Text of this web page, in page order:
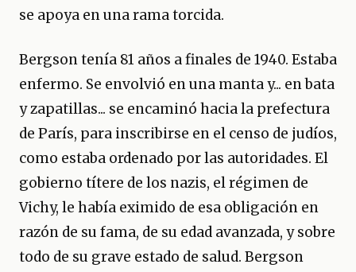
se apoya en una rama torcida.
Bergson tenía 81 años a finales de 1940. Estaba
enfermo. Se envolvió en una manta y... en bata
y zapatillas... se encaminó hacia la prefectura
de París, para inscribirse en el censo de judíos,
como estaba ordenado por las autoridades. El
gobierno títere de los nazis, el régimen de
Vichy, le había eximido de esa obligación en
razón de su fama, de su edad avanzada, y sobre
todo de su grave estado de salud. Bergson